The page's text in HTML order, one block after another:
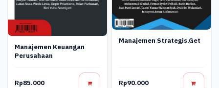
Manajemen Keuangan
Perusahaan
Rp85.000
Manajemen Strategis.get
Rp90.000